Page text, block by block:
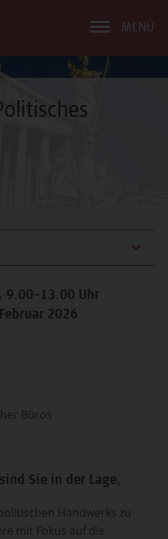
MENÜ
9.00–13.00 Uhr
2026
Büros
Sie in der Lage,
Handwerks zu
mit Fokus auf die